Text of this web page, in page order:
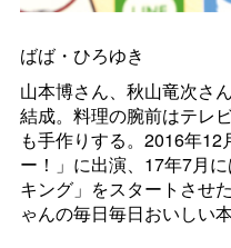
ばば・ひろゆき
山本博さん、秋山竜次さ
結成。料理の腕前はテレ
も手作りする。2016年
ー！」に出演、17年7月
キング」をスタートさせ
ゃんの毎日毎日おいしい